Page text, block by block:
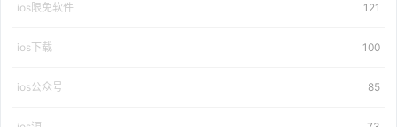
ios限免软件 121
ios下载 100
ios公众号 85